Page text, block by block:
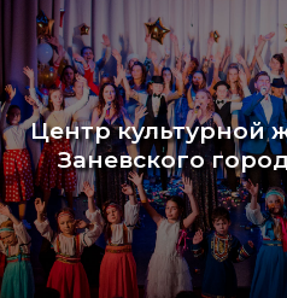
Центр культурной
Заневского